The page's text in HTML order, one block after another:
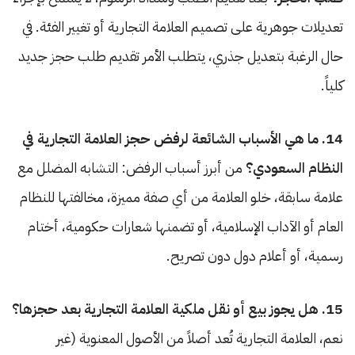
تعديلات جوهرية على تصميم العلامة التجارية أو تغيير الفئة. في
حال الرغبة بتعديل جذري، يتطلب الأمر تقديم طلب حجز جديد
كلياً.
14. ما هي الأسباب الشائعة لرفض حجز العلامة التجارية في
النظام السعودي؟ من أبرز أسباب الرفض: التشابه المضلل مع
علامة سابقة، خلو العلامة من أي صفة مميزة، مخالفتها للنظام
العام أو الآداب الإسلامية، أو تضمنها شعارات حكومية، أختام
رسمية، أو أعلام دول دون تصريح.
15. هل يجوز بيع أو نقل ملكية العلامة التجارية بعد حجزها؟
نعم، العلامة التجارية تُعد أصلاً من الأصول المعنوية (غير